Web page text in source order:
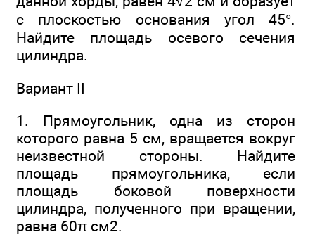
с плоскостью основания угол 45°.
Найдите площадь осевого сечения
цилиндра.
Вариант II
1. Прямоугольник, одна из сторон
которого равна 5 см, вращается вокруг
неизвестной стороны. Найдите
площадь прямоугольника, если
площадь боковой поверхности
цилиндра, полученного при вращении,
равна 60π см2.